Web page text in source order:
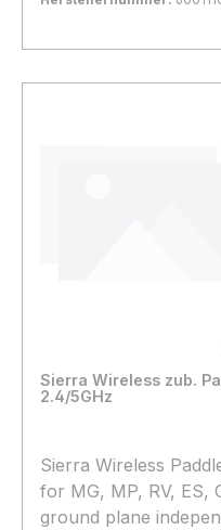
and gateways, the
In den Warenkorb
Sierra Wireless zub.
2.4/5GHz
Sierra Wireless
for MG, MP, RV, ES,
ground plane